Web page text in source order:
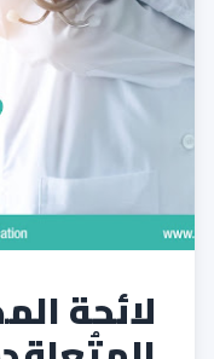
لائحة